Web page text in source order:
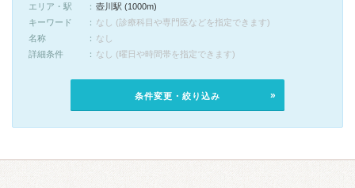
エリア・駅
壺川駅 (1000m)
キーワード
なし (診療科目や専門医などを指定できます)
名称
なし
詳細条件
なし (曜日や時間帯を指定できます)
条件変更・絞り込み